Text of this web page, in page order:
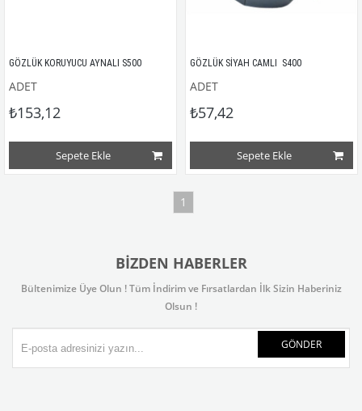
GÖZLÜK KORUYUCU AYNALI S500
ADET
₺153,12
Sepete Ekle
GÖZLÜK SİYAH CAMLI  S400
ADET
₺57,42
Sepete Ekle
1
BIZDEN HABERLER
Bültenimize Üye Olun ! Tüm İndirim ve Fırsatlardan İlk Sizin Haberiniz
Olsun !
GÖNDER